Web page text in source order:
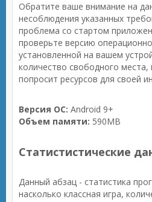
Обратите ваше внимание на
несоблюдения указанных
проблема со стартом
проверьте версию
установленной на вашем
количество свободного
попросит ресурсов для своей
Версия ОС: Android 9+
Объем памяти: 590MB
Статистистические
Данный абзац - статистика
насколько классная игра,